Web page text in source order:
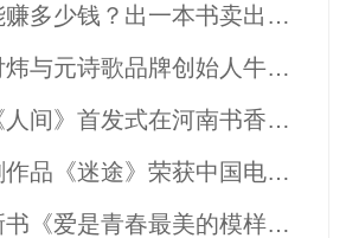
出一本书能赚多少钱？出一本书卖出去多少本才能回本？
青年诗人付炜与元诗歌品牌创始人牛冲开展直播对话
长篇小说《人间》首发式在河南书香博物馆成功举办
徐方方编剧作品《迷途》荣获中国电影家协会举办的版权运营优秀IP银奖
作家梦情新书《爱是青春最美的模样》郑州首发